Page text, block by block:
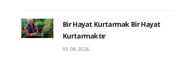
Bir Hayat Kurtarmak Bir Hayat
Kurtarmaktır
05.08.2026